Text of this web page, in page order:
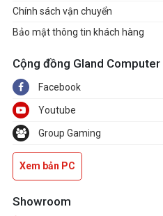
Chính sách vận chuyển
Bảo mật thông tin khách hàng
Cộng đồng Gland Computer
Facebook
Youtube
Group Gaming
Xem bản PC
Showroom